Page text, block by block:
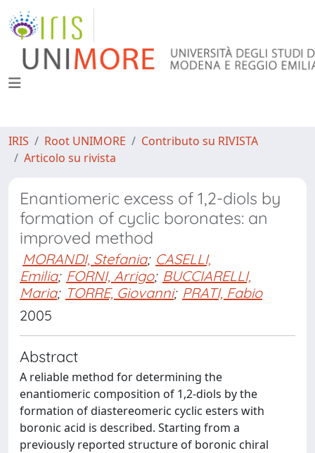
IRIS Root UNIMORE
Contributo su RIVISTA
Articolo su rivista
Enantiomeric excess of 1,2-diols by
formation of cyclic boronates: an
improved method
MORANDI, Stefania; CASELLI,
Emilia; FORNI, Arrigo; BUCCIARELLI,
Maria; TORRE, Giovanni; PRATI, Fabio
2005
Abstract
A reliable method for determining the
enantiomeric composition of 1,2-diols by the
formation of diastereomeric cyclic esters with
boronic acid is described. Starting from a
previously reported structure of boronic chiral